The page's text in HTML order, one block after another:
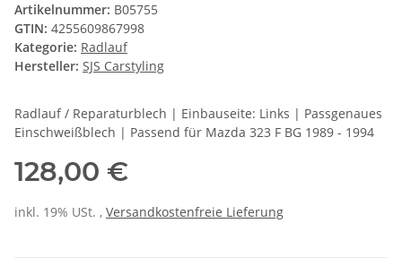
Artikelnummer: B05755
GTIN: 4255609867998
Kategorie: Radlauf
Hersteller: SJS Carstyling
Radlauf / Reparaturblech | Einbauseite: Links | Passgenaues
Einschweißblech | Passend für Mazda 323 F BG 1989 - 1994
128,00 €
inkl. 19% USt. , Versandkostenfreie Lieferung